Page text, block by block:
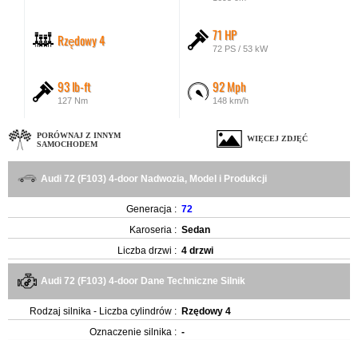
Rzędowy 4 71 HP
72 PS / 53 kW
93 lb-ft
127 Nm
92 Mph
148 km/h
PORÓWNAJ Z INNYM
SAMOCHODEM
WIĘCEJ ZDJĘĆ
Audi 72 (F103) 4-door Nadwozia, Model i Produkcji
Generacja : 72
Karoseria : Sedan
Liczba drzwi : 4 drzwi
Audi 72 (F103) 4-door Dane Techniczne Silnik
Rodzaj silnika - Liczba cylindrów : Rzędowy 4
Oznaczenie silnika : -